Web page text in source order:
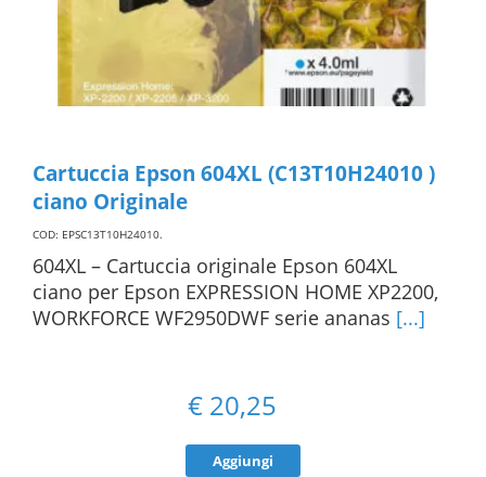
Cartuccia Epson 604XL (C13T10H24010 )
ciano Originale
COD: EPSC13T10H24010.
604XL – Cartuccia originale Epson 604XL
ciano per Epson EXPRESSION HOME XP2200,
WORKFORCE WF2950DWF serie ananas [...]
€ 20,25
Aggiungi